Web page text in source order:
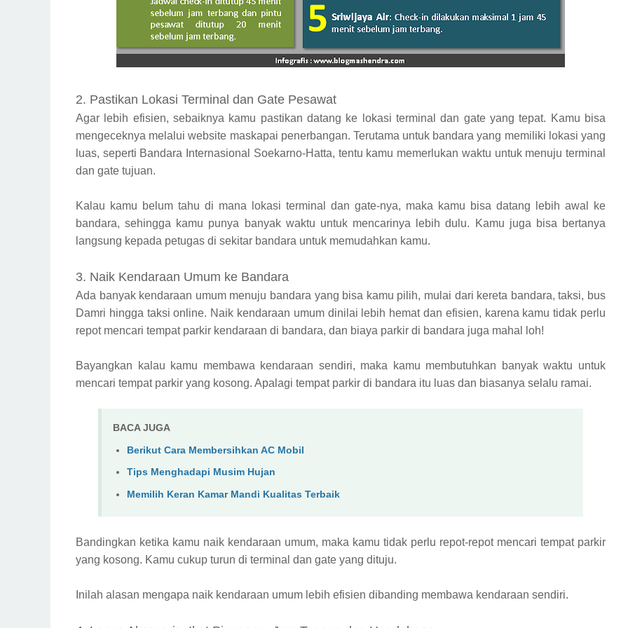
2. Pastikan Lokasi Terminal dan Gate Pesawat
Agar lebih efisien, sebaiknya kamu pastikan datang ke lokasi terminal dan gate yang tepat. Kamu bisa
mengeceknya melalui website maskapai penerbangan. Terutama untuk bandara yang memiliki lokasi yang
luas, seperti Bandara Internasional Soekarno-Hatta, tentu kamu memerlukan waktu untuk menuju terminal
dan gate tujuan.
Kalau kamu belum tahu di mana lokasi terminal dan gate-nya, maka kamu bisa datang lebih awal ke
bandara, sehingga kamu punya banyak waktu untuk mencarinya lebih dulu. Kamu juga bisa bertanya
langsung kepada petugas di sekitar bandara untuk memudahkan kamu.
3. Naik Kendaraan Umum ke Bandara
Ada banyak kendaraan umum menuju bandara yang bisa kamu pilih, mulai dari kereta bandara, taksi, bus
Damri hingga taksi online. Naik kendaraan umum dinilai lebih hemat dan efisien, karena kamu tidak perlu
repot mencari tempat parkir kendaraan di bandara, dan biaya parkir di bandara juga mahal loh!
Bayangkan kalau kamu membawa kendaraan sendiri, maka kamu membutuhkan banyak waktu untuk
mencari tempat parkir yang kosong. Apalagi tempat parkir di bandara itu luas dan biasanya selalu ramai.
BACA JUGA
Berikut Cara Membersihkan AC Mobil
Tips Menghadapi Musim Hujan
Memilih Keran Kamar Mandi Kualitas Terbaik
Bandingkan ketika kamu naik kendaraan umum, maka kamu tidak perlu repot-repot mencari tempat parkir
yang kosong. Kamu cukup turun di terminal dan gate yang dituju.
Inilah alasan mengapa naik kendaraan umum lebih efisien dibanding membawa kendaraan sendiri.